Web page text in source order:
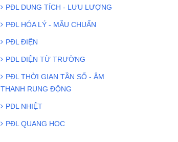
PĐL DUNG TÍCH - LƯU LƯỢNG
PĐL HÓA LÝ - MẪU CHUẨN
PĐL ĐIỆN
PĐL ĐIỆN TỪ TRƯỜNG
PĐL THỜI GIAN TẦN SỐ - ÂM
THANH RUNG ĐỘNG
PĐL NHIỆT
PĐL QUANG HỌC